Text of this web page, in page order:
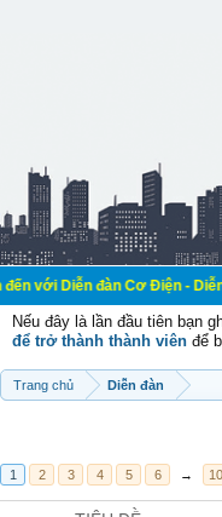
đàn Cơ Điện - Diễn đàn Cơ
Nếu đây là lần đầu tiên bạn
để trở thành thành viên để
Trang chủ Diễn đàn
1 2 3 4 5 6 → 10